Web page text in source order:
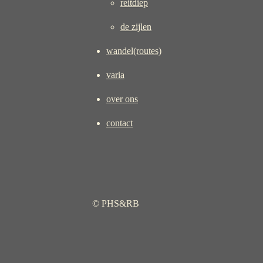
reitdiep
de zijlen
wandel(routes)
varia
over ons
contact
© PHS&RB